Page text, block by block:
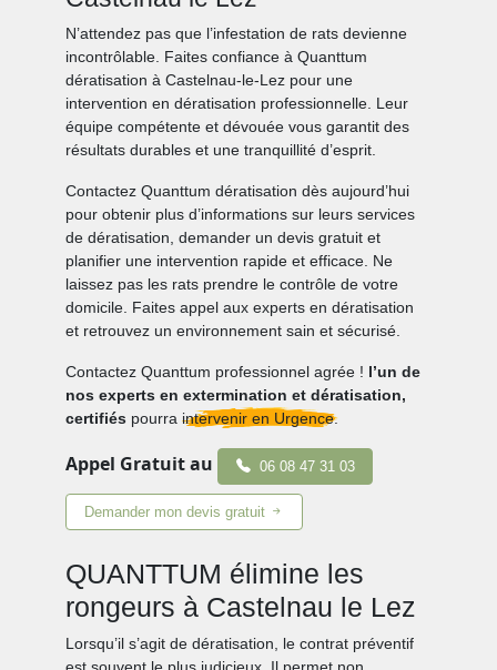
N’attendez pas que l’infestation de rats devienne
incontrôlable. Faites confiance à Quanttum
dératisation à Castelnau-le-Lez pour une
intervention en dératisation professionnelle. Leur
équipe compétente et dévouée vous garantit des
résultats durables et une tranquillité d’esprit.
Contactez Quanttum dératisation dès aujourd’hui
pour obtenir plus d’informations sur leurs services
de dératisation, demander un devis gratuit et
planifier une intervention rapide et efficace. Ne
laissez pas les rats prendre le contrôle de votre
domicile. Faites appel aux experts en dératisation
et retrouvez un environnement sain et sécurisé.
Contactez Quanttum professionnel agrée ! l’un de
nos experts en extermination et dératisation,
certifiés pourraintervenir en Urgence.
Appel Gratuit au 06 08 47 31 03
Demander mon devis gratuit
QUANTTUM élimine les
rongeurs à Castelnau le Lez
Lorsqu’il s’agit de dératisation, le contrat préventif
est souvent le plus judicieux. Il permet non